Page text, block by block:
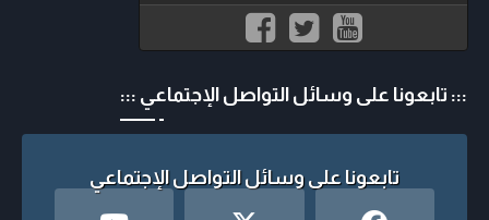
::: تابعونا على وسائل التواصل الإجتماعي :::
تابعونا على وسائل التواصل الإجتماعي